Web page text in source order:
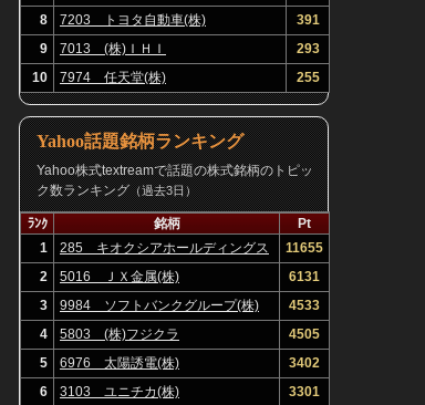
8
7203 トヨタ自動車(株)
391
9
7013 (株)ＩＨＩ
293
10
7974 任天堂(株) 255
Yahoo話題銘柄ランキング
Yahoo株式textreamで話題の株式銘柄のトピッ
ク数ランキング（過去3日）
ﾗﾝｸ 銘柄
Pt
1
285 キオクシアホールディングス
(株)
11655
2
5016 ＪＸ金属(株)
6131
3
9984 ソフトバンクグループ(株)
4533
4
5803 (株)フジクラ
4505
5
6976 太陽誘電(株)
3402
6
3103 ユニチカ(株)
3301